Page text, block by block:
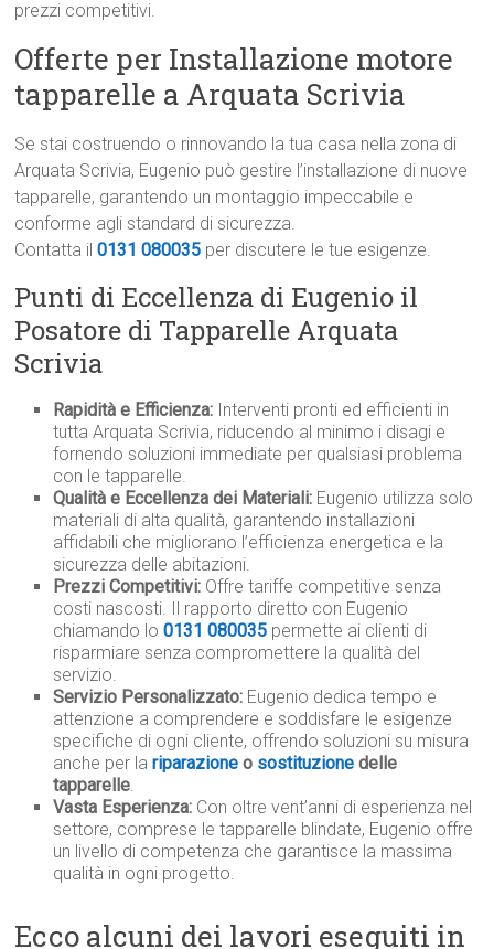
prezzi competitivi.
Offerte per Installazione motore
tapparelle a Arquata Scrivia
Se stai costruendo o rinnovando la tua casa nella zona di
Arquata Scrivia, Eugenio può gestire l’installazione di nuove
tapparelle, garantendo un montaggio impeccabile e
conforme agli standard di sicurezza.
Contatta il0131 080035 per discutere le tue esigenze.
Punti di Eccellenza di Eugenio il
Posatore di Tapparelle Arquata
Scrivia
Rapidità e Efficienza: Interventi pronti ed efficienti in
tutta Arquata Scrivia, riducendo al minimo i disagi e
fornendo soluzioni immediate per qualsiasi problema
con le tapparelle.
Qualità e Eccellenza dei Materiali: Eugenio utilizza solo
materiali di alta qualità, garantendo installazioni
affidabili che migliorano l’efficienza energetica e la
sicurezza delle abitazioni.
Prezzi Competitivi: Offre tariffe competitive senza
costi nascosti. Il rapporto diretto con Eugenio
chiamando lo0131 080035 permette ai clienti di
risparmiare senza compromettere la qualità del
servizio.
Servizio Personalizzato: Eugenio dedica tempo e
attenzione a comprendere e soddisfare le esigenze
specifiche di ogni cliente, offrendo soluzioni su misura
anche per lariparazioneo sostituzione delle
tapparelle.
Vasta Esperienza: Con oltre vent’anni di esperienza nel
settore, comprese le tapparelle blindate, Eugenio offre
un livello di competenza che garantisce la massima
qualità in ogni progetto.
Ecco alcuni dei lavori eseguiti in